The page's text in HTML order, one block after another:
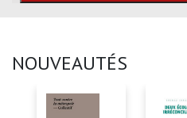
NOUVEAUTÉS